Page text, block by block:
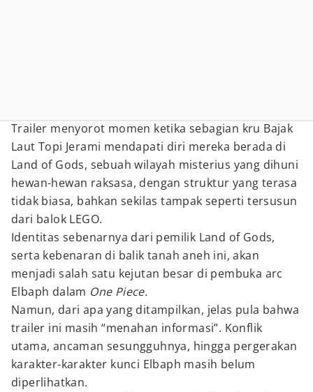
Trailer menyorot momen ketika sebagian kru Bajak
Laut Topi Jerami mendapati diri mereka berada di
Land of Gods, sebuah wilayah misterius yang dihuni
hewan-hewan raksasa, dengan struktur yang terasa
tidak biasa, bahkan sekilas tampak seperti tersusun
dari balok LEGO.
Identitas sebenarnya dari pemilik Land of Gods,
serta kebenaran di balik tanah aneh ini, akan
menjadi salah satu kejutan besar di pembuka arc
Elbaph dalam One Piece.
Namun, dari apa yang ditampilkan, jelas pula bahwa
trailer ini masih “menahan informasi”. Konflik
utama, ancaman sesungguhnya, hingga pergerakan
karakter-karakter kunci Elbaph masih belum
diperlihatkan.